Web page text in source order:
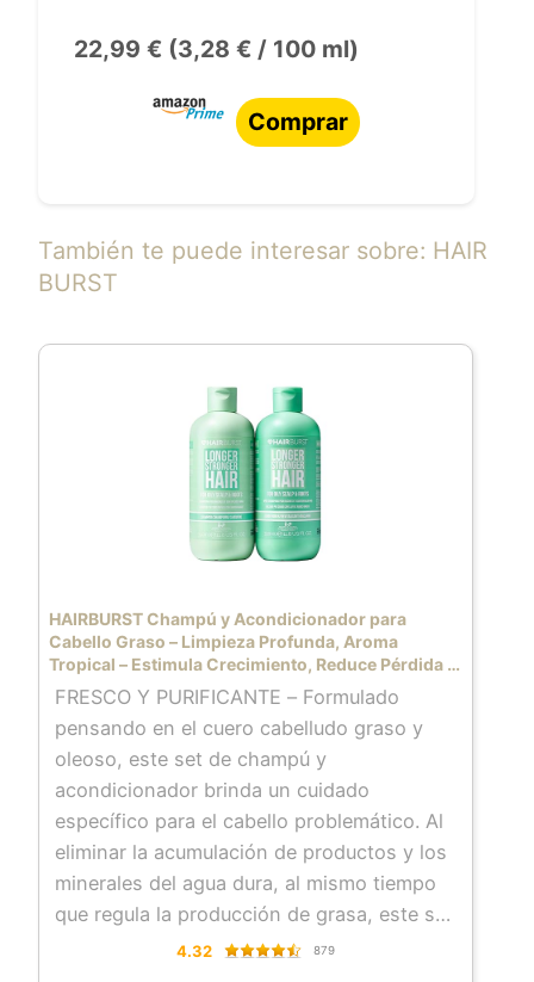
22,99 € (3,28 € / 100 ml)
Comprar
También te puede interesar sobre: HAIR
BURST
HAIRBURST Champú y Acondicionador para
Cabello Graso – Limpieza Profunda, Aroma
Tropical – Estimula Crecimiento, Reduce Pérdida –
Sin SLS, Siliconas, Parabenos
FRESCO Y PURIFICANTE – Formulado
pensando en el cuero cabelludo graso y
oleoso, este set de champú y
acondicionador brinda un cuidado
específico para el cabello problemático. Al
eliminar la acumulación de productos y los
minerales del agua dura, al mismo tiempo
que regula la producción de grasa, este set
refresca y purifica la condición del cabello.
4.32 879